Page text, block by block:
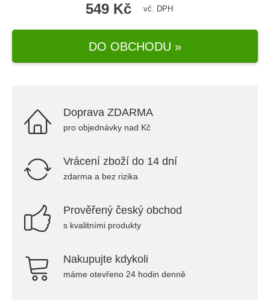
549 Kč vč. DPH
DO OBCHODU »
Doprava ZDARMA
pro objednávky nad Kč
Vrácení zboží do 14 dní
zdarma a bez rizika
Prověřený český obchod
s kvalitními produkty
Nakupujte kdykoli
máme otevřeno 24 hodin denně